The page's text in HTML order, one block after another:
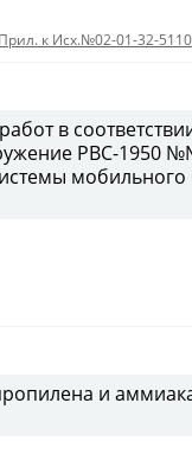
Прил. к Исх.№02-01-32-5110
в
РВС-1950
и